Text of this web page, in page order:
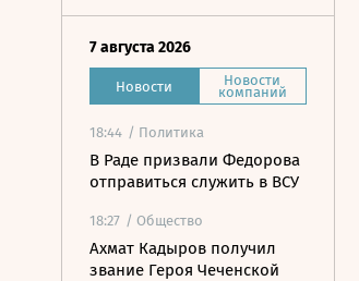
7 августа 2026
Новости Новости
компаний
18:44 / Политика
В Раде призвали Федорова
отправиться служить в ВСУ
18:27 / Общество
Ахмат Кадыров получил
звание Героя Чеченской